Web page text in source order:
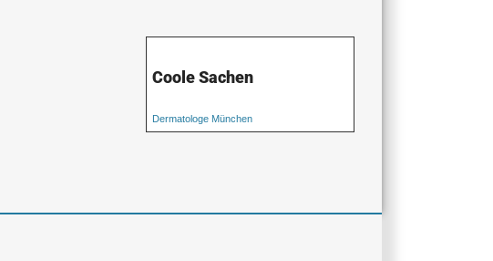
Coole Sachen
Dermatologe München